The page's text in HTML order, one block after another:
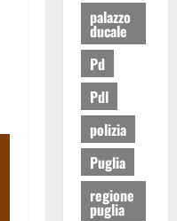
palazzo
ducale
Pd
Pdl
polizia
Puglia
regione
puglia